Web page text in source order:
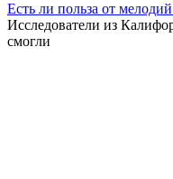
Есть ли польза от
Исследователи из
смогли